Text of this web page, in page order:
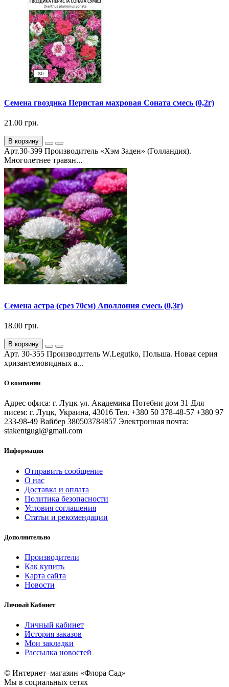
Семена гвоздика Перистая махровая Соната смесь (0,2г)
21.00 грн.
В корзину
Арт.30-399 Производитель «Хэм Заден» (Голландия).
Многолетнее травян...
Семена астра (срез 70см) Аполлония смесь (0,3г)
18.00 грн.
В корзину
Арт. 30-355 Производитель W.Legutko, Польша. Новая серия
хризантемовидных а...
О компании
Адрес офиса: г. Луцк ул. Академика Потебни дом 31 Для
писем: г. Луцк, Украина, 43016 Тел. +380 50 378-48-57 +380 97
233-98-49 Вайбер 380503784857 Электронная почта:
stakentgugl@gmail.com
Информация
Отправить сообщение
О нас
Доставка и оплата
Политика безопасности
Условия соглашения
Статьи и рекомендации
Дополнительно
Производители
Как купить
Карта сайта
Новости
Личный Кабинет
Личный кабинет
История заказов
Мои закладки
Рассылка новостей
© Интернет–магазин «Флора Сад»
Мы в социальных сетях